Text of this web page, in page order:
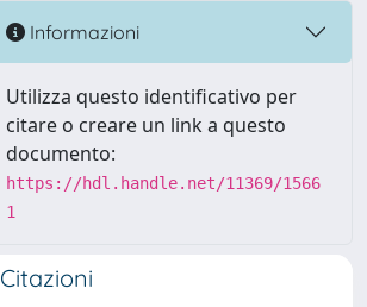
Informazioni
Utilizza questo identificativo per
citare o creare un link a questo
documento:
https://hdl.handle.net/11369/1566
1
Citazioni